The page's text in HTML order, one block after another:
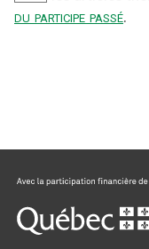
du participe passé.